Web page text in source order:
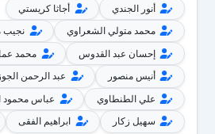
أنور الجندي
أجاثا كريستي
محمد متولي الشعراوي
إحسان عبد القدوس
محمد
أنيس منصور
عبد الرحمن
علي الطنطاوي
عباس محمود
سهيل زكار
ابراهيم الفقى